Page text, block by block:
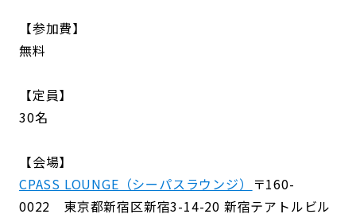
【参加費】
無料
【定員】
30名
【会場】
CPASS LOUNGE（シーパスラウンジ）
〒160-
0022 東京都新宿区新宿3-14-20 新宿テアトルビル